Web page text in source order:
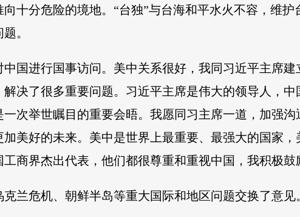
十分危险的境地。“台独”与台海和平水火不容，维护
。
国进行国事访问。美中关系很好，我同习近平主席
决了很多重要问题。习近平主席是伟大的领导人，
次举世瞩目的重要会晤。我愿同习主席一道，加强
美好的未来。美中是世界上最重要、最强大的国家
商界杰出代表，他们都很尊重和重视中国，我积极鼓
兰危机、朝鲜半岛等重大国际和地区问题交换了意见